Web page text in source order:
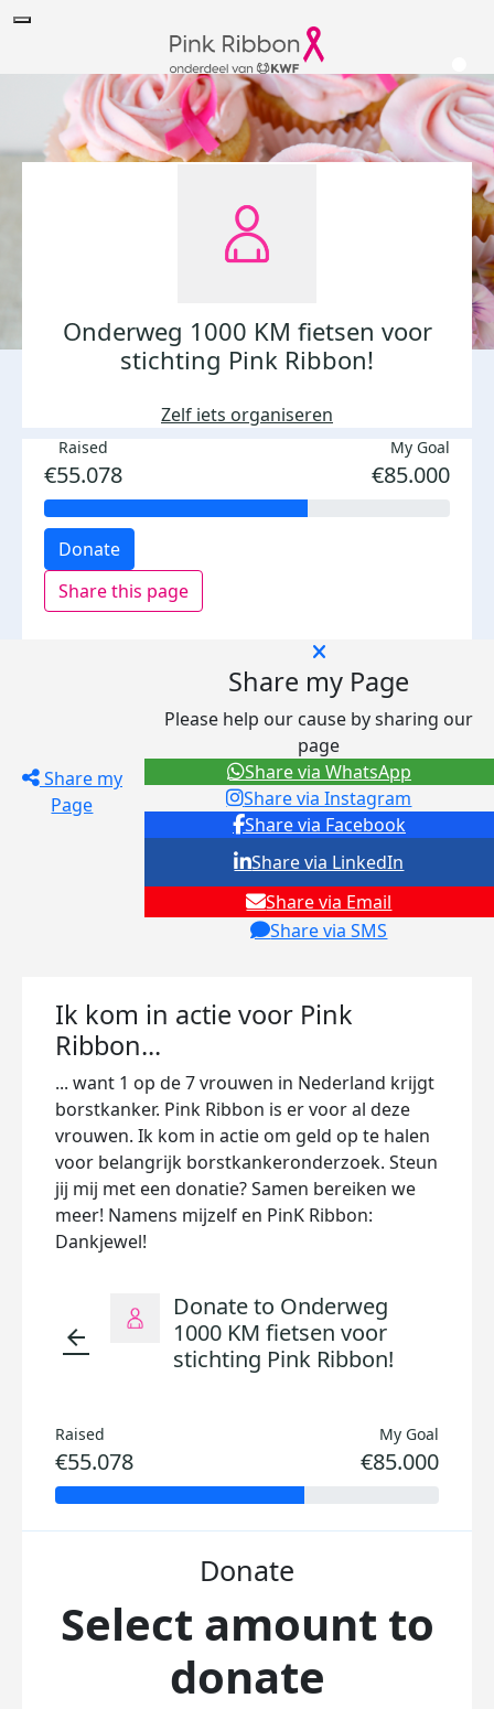
Onderweg 1000 KM fietsen voor
stichting Pink Ribbon!
Zelf iets organiseren
Raised
€55.078
My Goal
€85.000
Donate
Share this page
Share my
Page
Share my Page
Please help our cause by sharing our
page
Share via Facebook
Share via Instagram
Share via Email
Share via SMS
Share via LinkedIn
Share via WhatsApp
Ik kom in actie voor Pink
Ribbon...
... want 1 op de 7 vrouwen in Nederland krijgt
borstkanker. Pink Ribbon is er voor al deze
vrouwen. Ik kom in actie om geld op te halen
voor belangrijk borstkankeronderzoek. Steun
jij mij met een donatie? Samen bereiken we
meer! Namens mijzelf en PinK Ribbon:
Dankjewel!
arrow_back
Donate to Onderweg
1000 KM fietsen voor
stichting Pink Ribbon!
Raised
€55.078
My Goal
€85.000
Donate
Select amount to
donate